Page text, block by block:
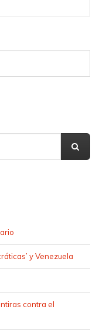
y Venezuela
contra el